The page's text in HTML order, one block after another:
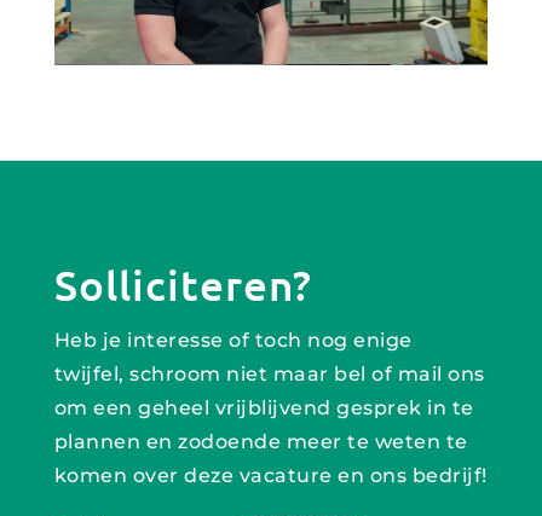
Solliciteren?
Heb je interesse of toch nog enige
twijfel, schroom niet maar bel of mail ons
om een geheel vrijblijvend gesprek in te
plannen en zodoende meer te weten te
komen over deze vacature en ons bedrijf!